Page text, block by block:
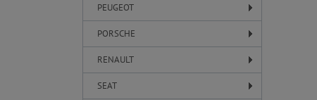
PEUGEOT
PORSCHE
RENAULT
SEAT